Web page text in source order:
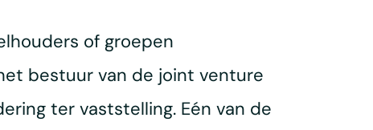
of groepen
bestuur van de joint venture
ter vaststelling. Eén van de